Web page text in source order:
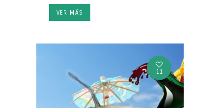
VER MÁS
11